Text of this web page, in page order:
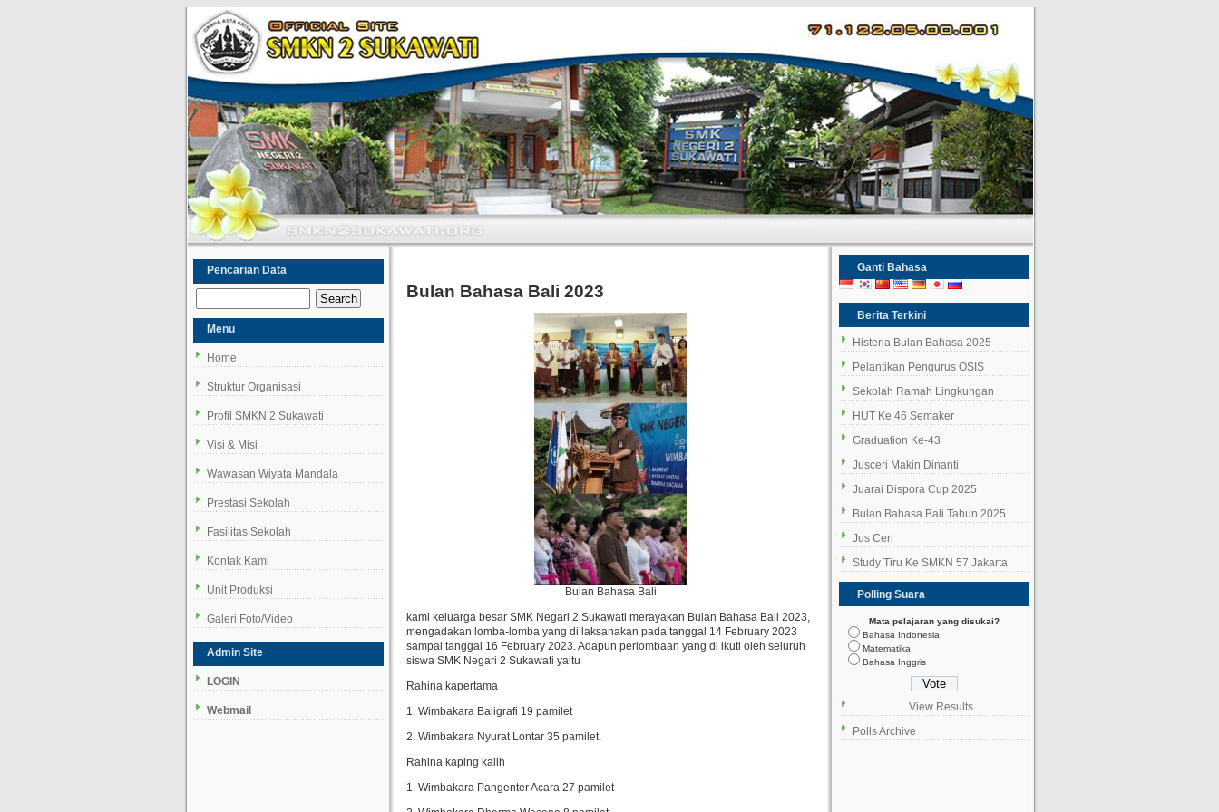
Pencarian Data
Menu
Home
Struktur Organisasi
Profil SMKN 2 Sukawati
Visi & Misi
Wawasan Wiyata Mandala
Prestasi Sekolah
Fasilitas Sekolah
Kontak Kami
Unit Produksi
Galeri Foto/Video
Admin Site
LOGIN
Webmail
Bulan Bahasa Bali 2023
Bulan Bahasa Bali
kami keluarga besar SMK Negari 2 Sukawati merayakan Bulan Bahasa Bali 2023,
mengadakan lomba-lomba yang di laksanakan pada tanggal 14 February 2023
sampai tanggal 16 February 2023. Adapun perlombaan yang di ikuti oleh seluruh
siswa SMK Negari 2 Sukawati yaitu
Rahina kapertama
1. Wimbakara Baligrafi 19 pamilet
2. Wimbakara Nyurat Lontar 35 pamilet.
Rahina kaping kalih
1. Wimbakara Pangenter Acara 27 pamilet
Ganti Bahasa
Berita Terkini
Histeria Bulan Bahasa 2025
Pelantikan Pengurus OSIS
Sekolah Ramah Lingkungan
HUT Ke 46 Semaker
Graduation Ke-43
Jusceri Makin Dinanti
Juarai Dispora Cup 2025
Bulan Bahasa Bali Tahun 2025
Jus Ceri
Study Tiru Ke SMKN 57 Jakarta
Polling Suara
Mata pelajaran yang disukai?
Bahasa Indonesia
Matematika
Bahasa Inggris
View Results
Polls Archive